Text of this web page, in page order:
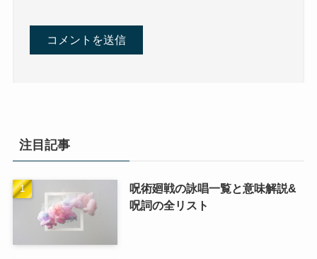
注目記事
呪術廻戦の詠唱一覧と意味解説&
呪詞の全リスト